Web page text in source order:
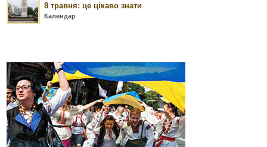
8 травня: це цікаво знати
Календар